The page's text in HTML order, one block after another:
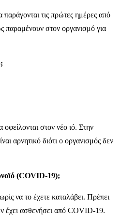
τις πρώτες ημέρες από
παραμένουν στον οργανισμό για
στον νέο ιό. Στην
αρνητικό διότι ο οργανισμός δεν
(COVID-19);
να το έχετε καταλάβει. Πρέπει
έχει ασθενήσει από COVID-19.